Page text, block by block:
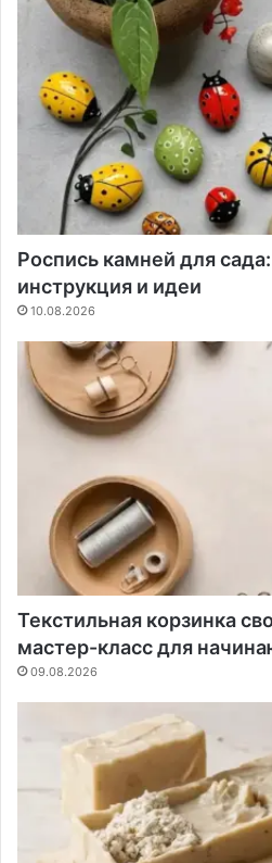
Роспись камней для
инструкция и идеи
10.08.2026
Текстильная корзинка
мастер-класс для
09.08.2026